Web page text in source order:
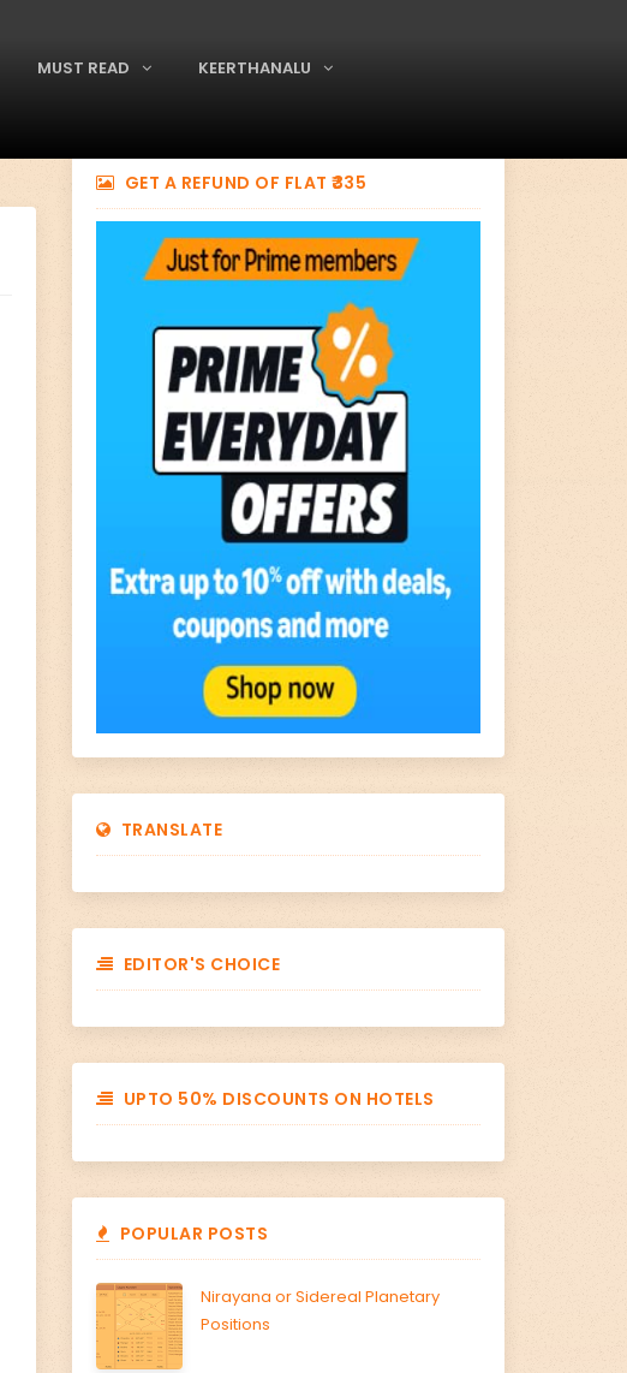
MUST READ KEERTHANALU
GET A REFUND OF FLAT ₹335
TRANSLATE
EDITOR'S CHOICE
UPTO 50% DISCOUNTS ON HOTELS
POPULAR POSTS
Nirayana or Sidereal Planetary
Positions